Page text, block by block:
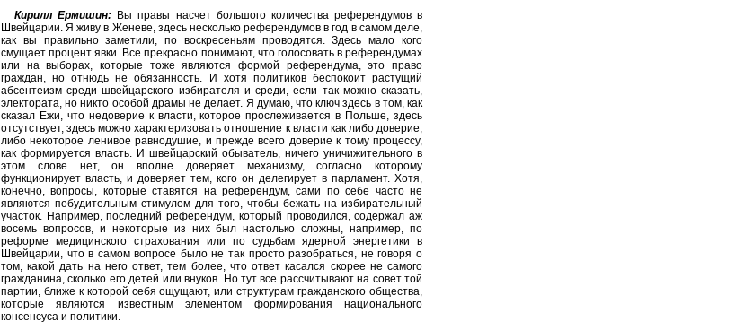
Кирилл Ермишин: Вы правы насчет большого количества референдумов в
Швейцарии. Я живу в Женеве, здесь несколько референдумов в год в самом деле,
как вы правильно заметили, по воскресеньям проводятся. Здесь мало кого
смущает процент явки. Все прекрасно понимают, что голосовать в референдумах
или на выборах, которые тоже являются формой референдума, это право
граждан, но отнюдь не обязанность. И хотя политиков беспокоит растущий
абсентеизм среди швейцарского избирателя и среди, если так можно сказать,
электората, но никто особой драмы не делает. Я думаю, что ключ здесь в том, как
сказал Ежи, что недоверие к власти, которое прослеживается в Польше, здесь
отсутствует, здесь можно характеризовать отношение к власти как либо доверие,
либо некоторое ленивое равнодушие, и прежде всего доверие к тому процессу,
как формируется власть. И швейцарский обыватель, ничего уничижительного в
этом слове нет, он вполне доверяет механизму, согласно которому
функционирует власть, и доверяет тем, кого он делегирует в парламент. Хотя,
конечно, вопросы, которые ставятся на референдум, сами по себе часто не
являются побудительным стимулом для того, чтобы бежать на избирательный
участок. Например, последний референдум, который проводился, содержал аж
восемь вопросов, и некоторые из них был настолько сложны, например, по
реформе медицинского страхования или по судьбам ядерной энергетики в
Швейцарии, что в самом вопросе было не так просто разобраться, не говоря о
том, какой дать на него ответ, тем более, что ответ касался скорее не самого
гражданина, сколько его детей или внуков. Но тут все рассчитывают на совет той
партии, ближе к которой себя ощущают, или структурам гражданского общества,
которые являются известным элементом формирования национального
консенсуса и политики.